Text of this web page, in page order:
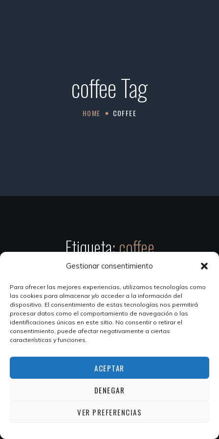
Gestionar consentimiento
Para ofrecer las mejores experiencias, utilizamos tecnologías como
las cookies para almacenar y/o acceder a la información del
dispositivo. El consentimiento de estas tecnologías nos permitirá
procesar datos como el comportamiento de navegación o las
identificaciones únicas en este sitio. No consentir o retirar el
consentimiento, puede afectar negativamente a ciertas
características y funciones.
ACEPTAR
DENEGAR
VER PREFERENCIAS
coffee Tag
HOME COFFEE
Etiqueta:coffee